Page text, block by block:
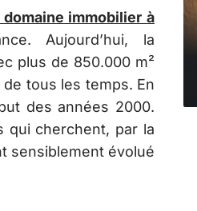
immobilier à
Aujourd’hui, la
plus de 850.000 m²
tous les temps. En
des années 2000.
qui cherchent, par la
sensiblement évolué